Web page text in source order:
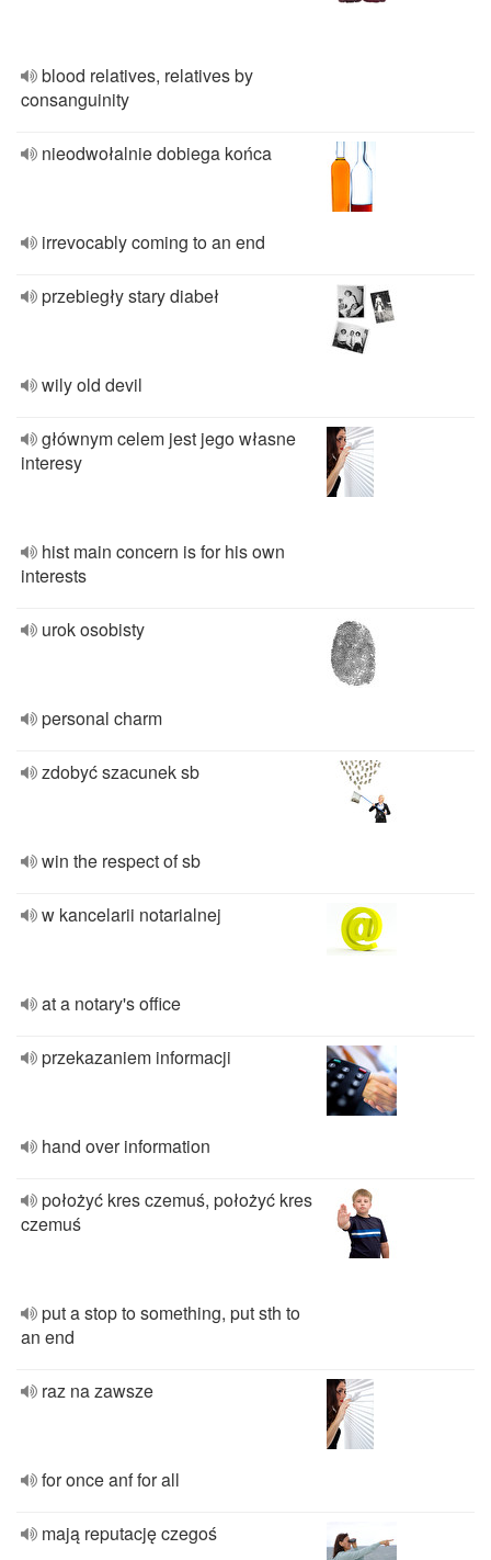
blood relatives, relatives by
consanguinity
nieodwołalnie dobiega końca
irrevocably coming to an end
przebiegły stary diabeł
wily old devil
głównym celem jest jego własne
interesy
hist main concern is for his own
interests
urok osobisty
personal charm
zdobyć szacunek sb
win the respect of sb
w kancelarii notarialnej
at a notary's office
przekazaniem informacji
hand over information
położyć kres czemuś, położyć kres
czemuś
put a stop to something, put sth to
an end
raz na zawsze
for once anf for all
mają reputację czegoś